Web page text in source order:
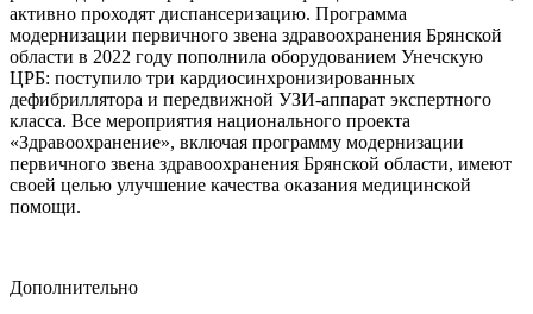
активно проходят диспансеризацию. Программа
модернизации первичного звена здравоохранения Брянской
области в 2022 году пополнила оборудованием Унечскую
ЦРБ: поступило три кардиосинхронизированных
дефибриллятора и передвижной УЗИ-аппарат экспертного
класса. Все мероприятия национального проекта
«Здравоохранение», включая программу модернизации
первичного звена здравоохранения Брянской области, имеют
своей целью улучшение качества оказания медицинской
помощи.
Дополнительно